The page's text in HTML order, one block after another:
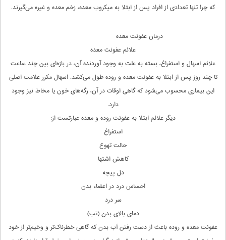
که چرا تنها تعدادی از افراد پس از ابتلا به میکروب معده، زخم معده و غیره می‌گیرند.
درمان عفونت معده
علائم عفونت معده
علائم اسهال و استفراغ، بسته به علت به وجود آوردنده آن، در بازه‌ای بین چند ساعت
تا چند روز پس از ابتلا به عفونت معده و روده طول می‌کشد. اسهال مکرر علامت اصلی
این بیماری محسوب می‌شود که گاهی اوقات در آن، رگه‌های خون یا مخاط نیز وجود
دارد.
دیگر علائم ابتلا به عفونت روده و معده عبارتست از:
استفراغ
حالت تهوع
کاهش اشتها
دل پیچه
احساس درد در اعضاء بدن
سر درد
دمای بالای بدن (تب)
عفونت معده و روده باعث از دست رفتن آب بدن که گاهی خطرناک‌تر و وخیم‌تر از خود